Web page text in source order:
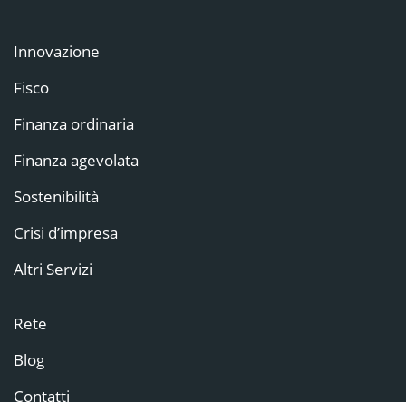
Innovazione
Fisco
Finanza ordinaria
Finanza agevolata
Sostenibilità
Crisi d’impresa
Altri Servizi
Rete
Blog
Contatti